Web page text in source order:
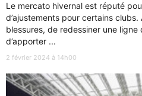
Le mercato hivernal est réputé
d’ajustements pour certains
blessures, de redessiner une ligne
d’apporter ...
2 février 2024 à 14h00